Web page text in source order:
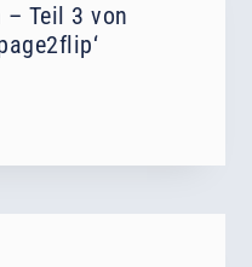
– Teil 3 von